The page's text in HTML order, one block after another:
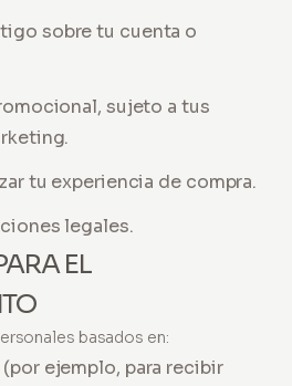
sobre tu cuenta o
sujeto a tus
tu experiencia de compra.
legales.
EL
basados en:
ejemplo, para recibir